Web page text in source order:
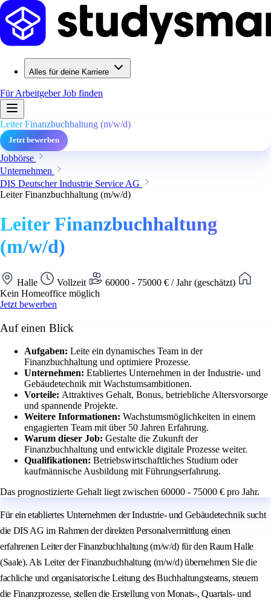
Alles für deine Karriere
Für ArbeitgeberJob finden
Leiter Finanzbuchhaltung (m/w/d)
Jetzt bewerben
Jobbörse
Unternehmen
DIS Deutscher Industrie Service AG
Leiter Finanzbuchhaltung (m/w/d)
Leiter Finanzbuchhaltung
(m/w/d)
Halle Vollzeit
60000 - 75000 € / Jahr (geschätzt)
Kein Homeoffice möglich
Jetzt bewerben
Auf einen Blick
Aufgaben: Leite ein dynamisches Team in der
Finanzbuchhaltung und optimiere Prozesse.
Unternehmen: Etabliertes Unternehmen in der Industrie- und
Gebäudetechnik mit Wachstumsambitionen.
Vorteile: Attraktives Gehalt, Bonus, betriebliche Altersvorsorge
und spannende Projekte.
Weitere Informationen: Wachstumsmöglichkeiten in einem
engagierten Team mit über 50 Jahren Erfahrung.
Warum dieser Job: Gestalte die Zukunft der
Finanzbuchhaltung und entwickle digitale Prozesse weiter.
Qualifikationen: Betriebswirtschaftliches Studium oder
kaufmännische Ausbildung mit Führungserfahrung.
Das prognostizierte Gehalt liegt zwischen 60000 - 75000 € pro Jahr.
Für ein etabliertes Unternehmen der Industrie- und Gebäudetechnik sucht
die DIS AG im Rahmen der direkten Personalvermittlung einen
erfahrenen Leiter der Finanzbuchhaltung (m/w/d) für den Raum Halle
(Saale). Als Leiter der Finanzbuchhaltung (m/w/d) übernehmen Sie die
fachliche und organisatorische Leitung des Buchhaltungsteams, steuern
die Finanzprozesse, stellen die Erstellung von Monats-, Quartals- und